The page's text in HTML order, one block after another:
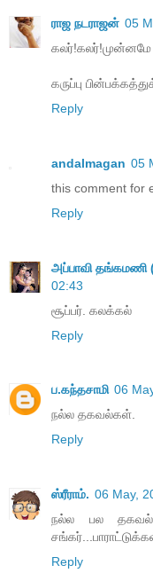
ராஜ நடராஜன் 05
கருப்பு
Reply
andalmagan 05
this comment for
Reply
அப்பாவி
02:43
சூப்பர். கலக்கல்
Reply
ப.கந்தசாமி 06
நல்ல தகவல்கள்.
Reply
ஸ்ரீராம். 06 May,
நல்ல பல
Reply